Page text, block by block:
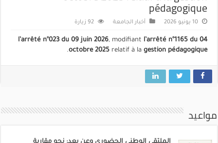
pédagogique
10 يونيو 2026 أخبار الجامعة 92 زيارة
l’arrêté n°023 du 09 juin 2026, modifiant l’arrêté n°1165 du 04
octobre 2025relatif à la gestion pédagogique
.
مواعيد